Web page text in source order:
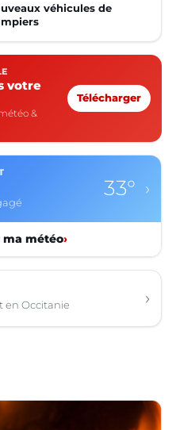
véhicules de
votre
&
Télécharger
33° ›
ma météo›
en Occitanie ›